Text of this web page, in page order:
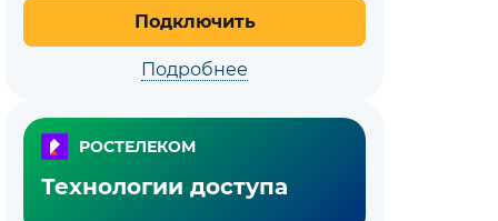
Подключить
Подробнее
РОСТЕЛЕКОМ
Технологии доступа